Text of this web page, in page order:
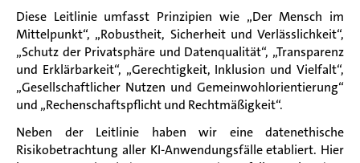
Diese Leitlinie umfasst Prinzipien wie „Der Mensch im
Mittelpunkt“, „Robustheit, Sicherheit und Verlässlichkeit“,
„Schutz der Privatsphäre und Datenqualität“, „Transparenz
und Erklärbarkeit“, „Gerechtigkeit, Inklusion und Vielfalt“,
„Gesellschaftlicher Nutzen und Gemeinwohlorientierung“
und „Rechenschaftspflicht und Rechtmäßigkeit“.
Neben der Leitlinie haben wir eine datenethische
Risikobetrachtung aller KI-Anwendungsfälle etabliert. Hier